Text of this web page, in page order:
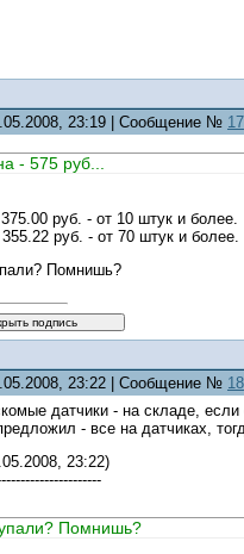
23:19 | Сообщение № 17
- 575 руб...
руб. - от 10 штук и более.
руб. - от 70 штук и более.
Помнишь?
23:22 | Сообщение № 18
датчики - на складе,
- все на датчиках,
23:22)
Помнишь?